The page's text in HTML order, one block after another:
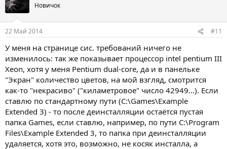
Новичок
22 Май 2014 #11
У меня на странице сис. требований ничего не
изменилось: так же показывает процессор intel pentium III
Xeon, хотя у меня Pentium dual-core, да и в панельке
"Экран" количество цветов, на мой взгляд, смотрится
как-то "некрасиво" ("киламетровое" число 42949...). Если
ставлю по стандартному пути (C:\Games\Example
Extended 3) - то после деинсталляции остаётся пустая
папка Games, если ставлю, например, по пути C:\Program
Files\Example Extended 3, то папка при деинсталляции
удаляется, хотя это, возможно, не косяк инсталла, а